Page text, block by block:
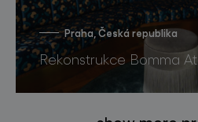
Praha, Česká republika
Rekonstrukce Bomma